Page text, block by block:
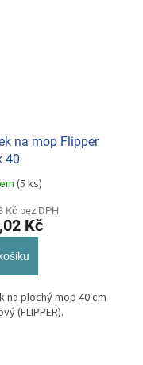
na mop Flipper
40
(5 ks)
Kč bez DPH
Kč
na plochý mop 40 cm
(FLIPPER).